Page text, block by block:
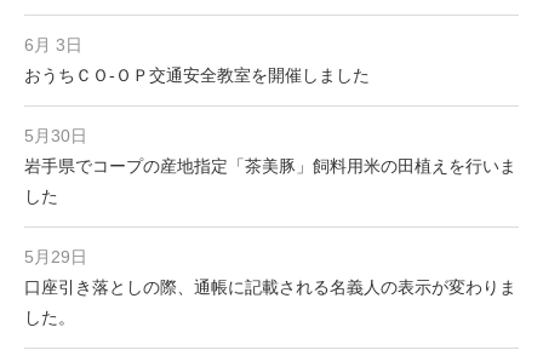
6月 3日
おうちＣＯ-ＯＰ交通安全教室を開催しました
5月30日
岩手県でコープの産地指定「茶美豚」飼料用米の田植えを行いま
した
5月29日
口座引き落としの際、通帳に記載される名義人の表示が変わりま
した。